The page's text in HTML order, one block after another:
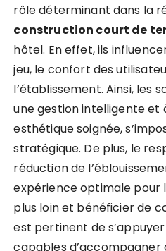
rôle déterminant dans la
construction court de
hôtel. En effet, ils
jeu, le confort des
l’établissement. Ainsi, les
une gestion intelligente et
esthétique soignée,
stratégique. De plus, le
réduction de
expérience optimale pour
plus loin et bénéficier de
est pertinent de
capables